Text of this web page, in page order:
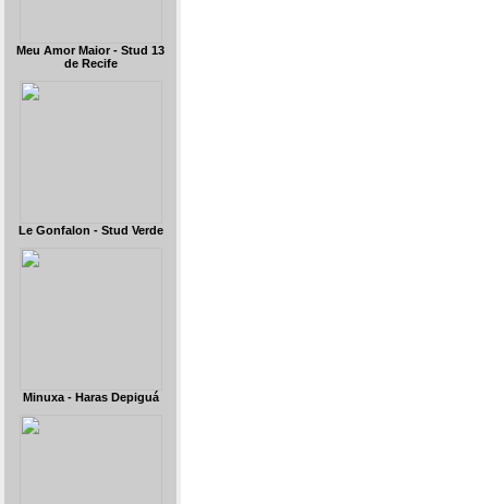
Meu Amor Maior - Stud 13
de Recife
Le Gonfalon - Stud Verde
Minuxa - Haras Depiguá